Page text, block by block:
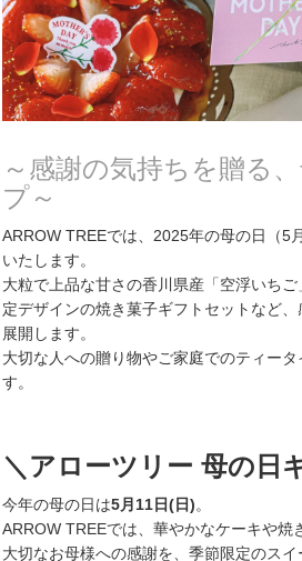
～感謝の気持ちを贈る
プ～
ARROW TREEでは、2025年の母の日（5
いたします。
大粒で上品な甘さの香川県産「空浮いち
定デザインの焼き菓子ギフトセットなど
展開します。
大切な人への贈り物やご家庭でのティー
す。
＼アローツリー 母の日
今年の母の日は5月11日(日)。
ARROW TREEでは、華やかなケーキや焼
大切なお母様への感謝を、季節限定のス